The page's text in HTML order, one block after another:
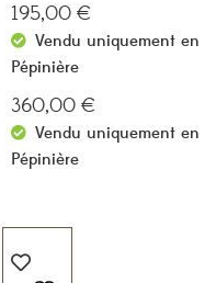
195,00 €
Vendu uniquement en
Pépinière
360,00 €
Vendu uniquement en
Pépinière